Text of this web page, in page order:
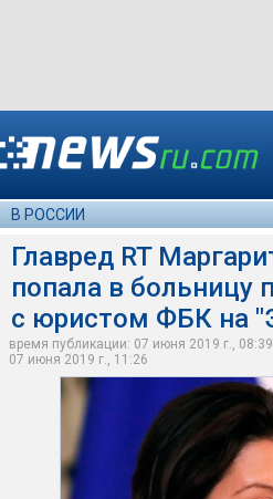
В РОССИИ
Главред RT
попала в больницу
с юристом ФБК на
время публикации: 07 июня 2019 г.,
07 июня 2019 г., 11:26